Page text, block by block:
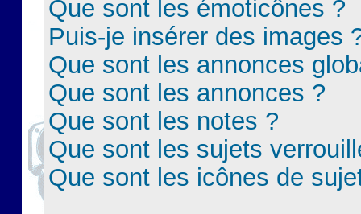
Que sont les émoticônes ?
Puis-je insérer des images
Que sont les annonces
Que sont les annonces ?
Que sont les notes ?
Que sont les sujets
Que sont les icônes de